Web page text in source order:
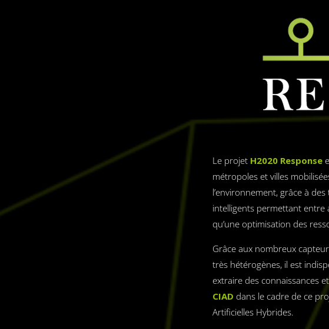
Le projet H2020 Response
métropoles et villes
l’environnement, grâce à
intelligents permettant entre
qu’une optimisation des
Grâce aux nombreux
très hétérogènes, il est
extraire des connaissances
CIAD dans le cadre de ce
Artificielles Hybrides.